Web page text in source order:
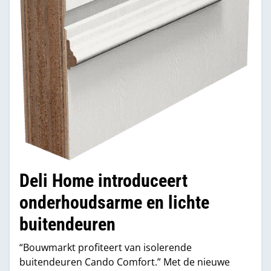
Deli Home introduceert
onderhoudsarme en lichte
buitendeuren
“Bouwmarkt profiteert van isolerende
buitendeuren Cando Comfort.” Met de nieuwe